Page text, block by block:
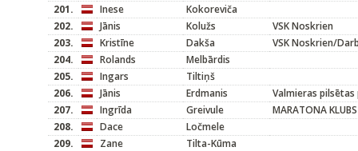
201.
Inese
Kokoreviča
202.
Jānis Kolužs
VSK Noskrien
203.
Kristīne Dakša
VSK Noskrien/
204.
Rolands
Melbārdis
205.
Ingars
Tiltiņš
206.
Jānis Erdmanis
Valmieras pilsētas
207.
Ingrīda Greivule
MARATONA KLUBS
208.
Dace
Ločmele
209.
Zane
Tilta-Kūma